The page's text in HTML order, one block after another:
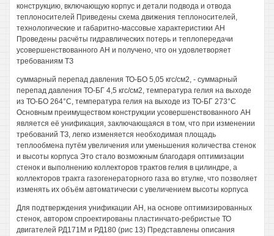
конструкцию, включающую корпус и детали подвода и отвода
теплоносителей Приведены схема движения теплоносителей,
технологические и габаритно-массовые характеристики АН
Проведены расчёты гидравлических потерь и теплопередачи
усовершенствованного АН и получено, что он удовлетворяет
требованиям ТЗ
суммарный перепад давления ТО-БО 5,05 кгс/см2, - суммарный
перепад давления ТО-БГ 4,5 кгс/см2, температура гелия на выходе
из ТО-БО 264°С, температура гелия на выходе из ТО-БГ 273°С
Основным преимуществом конструкции усовершенствованного АН
является её унификация, заключающаяся в том, что при изменении
требований ТЗ, легко изменяется необходимая площадь
теплообмена путём увеличения или уменьшения количества стенок
и высоты корпуса Это стало возможным благодаря оптимизации
стенок и выполнению коллекторов трактов гелия в цилиндре, а
коллекторов тракта газогенераторного газа во втулке, что позволяет
изменять их объём автоматически с увеличением высоты корпуса
Для подтверждения унификации АН, на основе оптимизированных
стенок, автором спроектированы пластинчато-ребристые ТО
двигателей РД171М и РД180 (рис 13) Представлены описания